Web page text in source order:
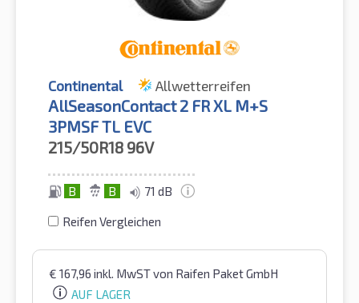
Continental Allwetterreifen
AllSeasonContact 2 FR XL M+S
3PMSF TL EVC
215/50R18 96V
B B 71 dB
Reifen Vergleichen
€ 167,96 inkl. MwSTvon Raifen Paket GmbH
AUF LAGER